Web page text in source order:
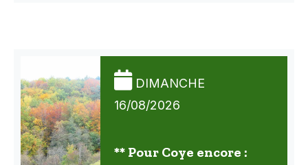
DIMANCHE
16/08/2026
** Pour Coye encore :